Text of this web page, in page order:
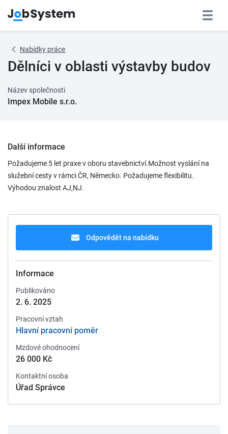
Nabídky práce
Dělníci v oblasti výstavby budov
Název společnosti
Impex Mobile s.r.o.
Další informace
Požadujeme 5 let praxe v oboru stavebnictví.Možnost vyslání na
služební cesty v rámci ČR, Německo. Požadujeme flexibilitu.
Výhodou znalost AJ,NJ.
Odpovědět na nabídku
Informace
Publikováno
2. 6. 2025
Pracovní vztah
Hlavní pracovní poměr
Mzdové ohodnocení
26 000 Kč
Kontaktní osoba
Úřad Správce